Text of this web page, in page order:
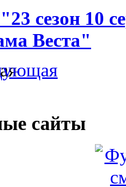
сезон 10
Веста"
сайты